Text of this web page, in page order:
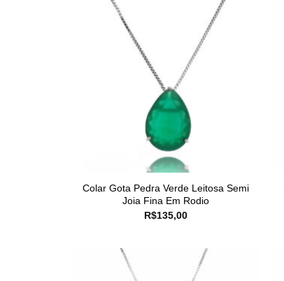
Colar Gota Pedra Verde Leitosa Semi
Joia Fina Em Rodio
R$135,00